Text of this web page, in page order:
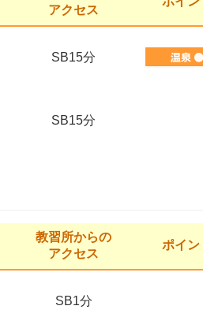
アクセス
SB15分
SB15分
教習所からの
アクセス
ポイン
SB1分